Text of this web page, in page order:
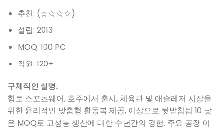
추천: (☆☆☆☆)
설립: 2013
MOQ: 100 PC
직원: 120+
구체적인 설명:
힝토 스포츠웨어, 호주에서 출시, 체육관 및 애슬레저 시장을
위한 윤리적인 맞춤형 활동복 제공, 이상으로 뒷받침됨 10 낮
은 MOQ로 고성능 생산에 대한 수년간의 경험. 주요 공장 이